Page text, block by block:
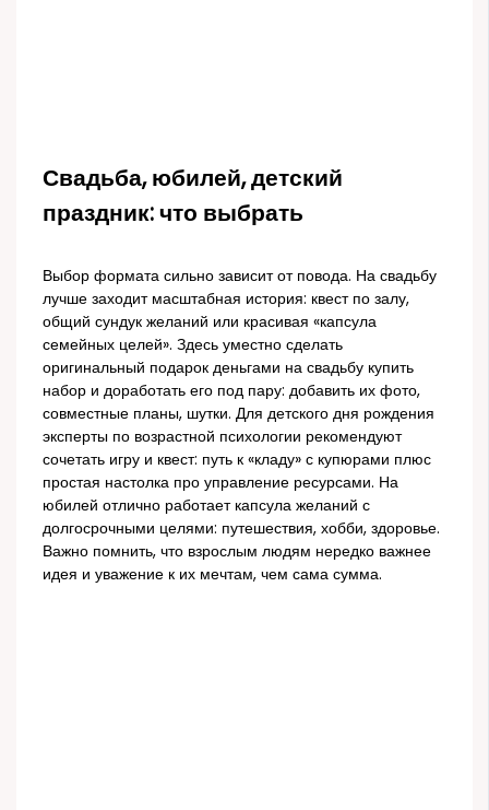
Свадьба, юбилей, детский
праздник: что выбрать
Выбор формата сильно зависит от повода. На свадьбу
лучше заходит масштабная история: квест по залу,
общий сундук желаний или красивая «капсула
семейных целей». Здесь уместно сделать
оригинальный подарок деньгами на свадьбу купить
набор и доработать его под пару: добавить их фото,
совместные планы, шутки. Для детского дня рождения
эксперты по возрастной психологии рекомендуют
сочетать игру и квест: путь к «кладу» с купюрами плюс
простая настолка про управление ресурсами. На
юбилей отлично работает капсула желаний с
долгосрочными целями: путешествия, хобби, здоровье.
Важно помнить, что взрослым людям нередко важнее
идея и уважение к их мечтам, чем сама сумма.